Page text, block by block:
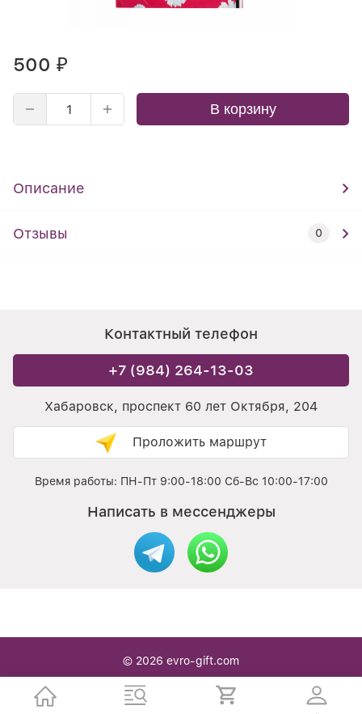
500 ₽
В корзину
Описание
Отзывы 0
Контактный телефон
+7 (984) 264-13-03
Хабаровск, проспект 60 лет Октября, 204
Проложить маршрут
Время работы: ПН-Пт 9:00-18:00 Сб-Вс 10:00-17:00
Написать в мессенджеры
© 2026 evro-gift.com
Интернет / офлайн магазин Подарочной упаковки в
Хабаровске — с нами вы легко находите то что надо